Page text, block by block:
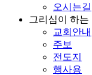
오시는길
그리심이 하는
교회안내
주보
전도지
행사용